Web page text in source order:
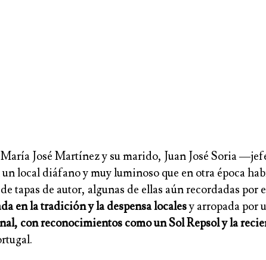
José Martínez y su marido, Juan José Soria
local diáfano y muy luminoso que en otra época
tapas de autor, algunas de ellas aún recordadas
en la tradición y la despensa localesy arropada por
con reconocimientos como un Sol Repsol y la